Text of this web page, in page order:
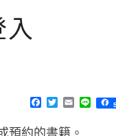
F
c
T
i
E
L